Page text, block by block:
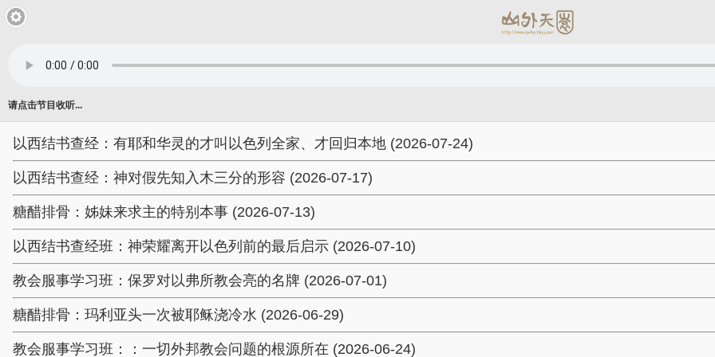
请点击节目收听...
以西结书查经：有耶和华灵的才叫以色列全家、才回归本地 (2026-07-24)
以西结书查经：神对假先知入木三分的形容 (2026-07-17)
糖醋排骨：姊妹来求主的特别本事 (2026-07-13)
以西结书查经班：神荣耀离开以色列前的最后启示 (2026-07-10)
教会服事学习班：保罗对以弗所教会亮的名牌 (2026-07-01)
糖醋排骨：玛利亚头一次被耶稣浇冷水 (2026-06-29)
教会服事学习班：：一切外邦教会问题的根源所在 (2026-06-24)